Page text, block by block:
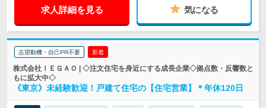
求人詳細を見る 気になる
志望動機・自己PR不要 新着
株式会社ＩＥＧＡＯ | ◇注文住宅を身近にする成長企業◇拠点数・反響数と
もに拡大中◇
《東京》未経験歓迎！戸建て住宅の【住宅営業】＊年休120日